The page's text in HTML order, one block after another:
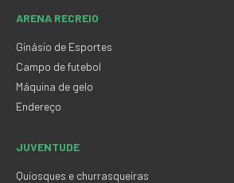
ARENA RECREIO
Ginásio de Esportes
Campo de futebol
Máquina de gelo
Endereço
JUVENTUDE
Quiosques e churrasqueiras